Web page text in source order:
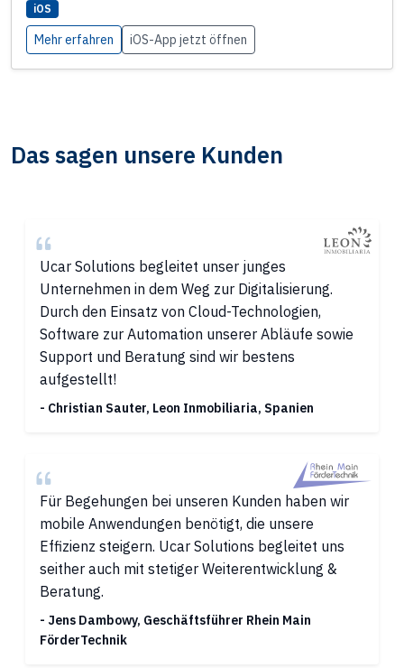
iOS
Mehr erfahren iOS-App jetzt öffnen
Das sagen unsere Kunden
Ucar Solutions begleitet unser junges
Unternehmen in dem Weg zur Digitalisierung.
Durch den Einsatz von Cloud-Technologien,
Software zur Automation unserer Abläufe sowie
Support und Beratung sind wir bestens
aufgestellt!
- Christian Sauter, Leon Inmobiliaria, Spanien
Für Begehungen bei unseren Kunden haben wir
mobile Anwendungen benötigt, die unsere
Effizienz steigern. Ucar Solutions begleitet uns
seither auch mit stetiger Weiterentwicklung &
Beratung.
- Jens Dambowy, Geschäftsführer Rhein Main
FörderTechnik